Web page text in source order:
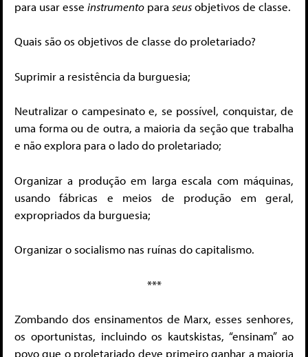
para usar esse instrumento para seusobjetivos de classe.
Quais são os objetivos de classe do proletariado?
Suprimir a resistência da burguesia;
Neutralizar o campesinato e, se possível, conquistar, de
uma forma ou de outra, a maioria da seção que trabalha
e não explora para o lado do proletariado;
Organizar a produção em larga escala com máquinas,
usando fábricas e meios de produção em geral,
expropriados da burguesia;
Organizar o socialismo nas ruínas do capitalismo.
***
Zombando dos ensinamentos de Marx, esses senhores,
os oportunistas, incluindo os kautskistas, “ensinam” ao
povo que o proletariado deve primeiro ganhar a maioria